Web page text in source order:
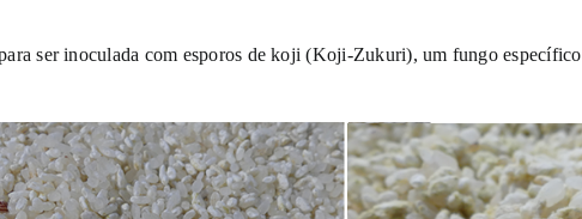
ser inoculada com esporos de koji (Koji-Zukuri), um fungo